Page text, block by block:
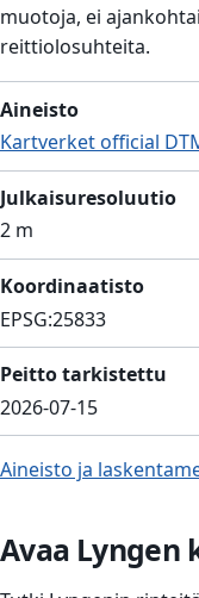
muotoja, ei
reittiolosuhteita.
Aineisto
Kartverket official
Julkaisuresoluutio
2 m
Koordinaatisto
EPSG:25833
Peitto tarkistettu
2026-07-15
Aineisto ja
Avaa Lyngen